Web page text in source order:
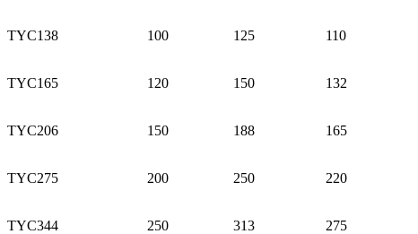
TYC138 100 125 110
TYC165 120 150 132
TYC206 150 188 165
TYC275 200 250 220
TYC344 250 313 275